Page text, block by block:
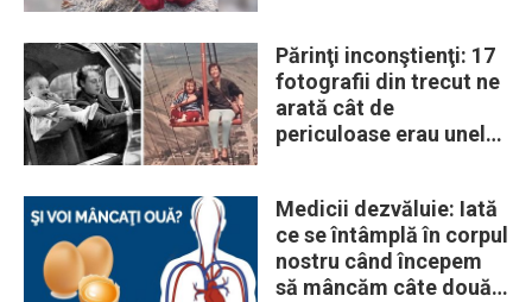
Părinţi inconştienţi: 17
fotografii din trecut ne
arată cât de
periculoase erau unele
Medicii dezvăluie: Iată
ce se întâmplă în corpul
nostru când începem
să mâncăm câte două